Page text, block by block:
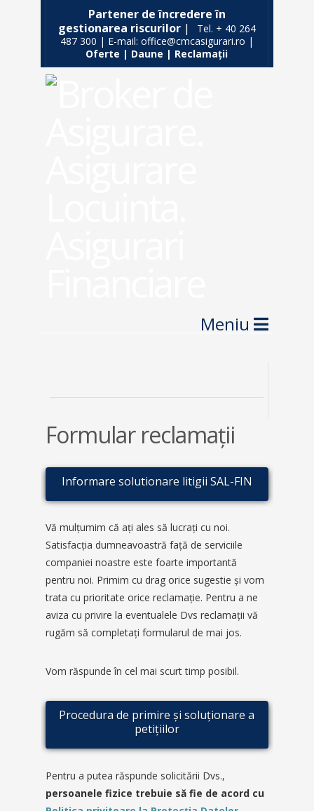
Partener de încredere în
gestionarea riscurilor|
Tel. + 40 264
487 300 | E-mail: office@cmcasigurari.ro |
Oferte | Daune | Reclamații
Formular reclamații
Informare solutionare litigii SAL-FIN
Vă mulţumim că aţi ales să lucraţi cu noi.
Satisfacţia dumneavoastră faţă de serviciile
companiei noastre este foarte importantă
pentru noi. Primim cu drag orice sugestie şi vom
trata cu prioritate orice reclamaţie. Pentru a ne
aviza cu privire la eventualele Dvs reclamaţii vă
rugăm să completaţi formularul de mai jos.
Vom răspunde în cel mai scurt timp posibil.
Procedura de primire și soluționare a
petițiilor
Pentru a putea răspunde solicitării Dvs.,
persoanele fizice trebuie să fie de acord cu